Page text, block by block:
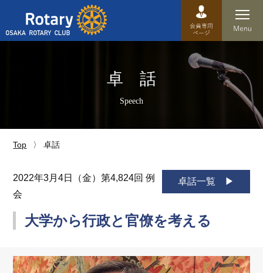
運営方針
歴史
特徴
卓 話
Speech
Top 卓話
卓話一覧
2022年3月4日（金）第4,824回 例
会
大学から行政と官僚を考える